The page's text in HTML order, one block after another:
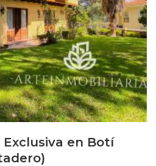
Exclusiva en Botí